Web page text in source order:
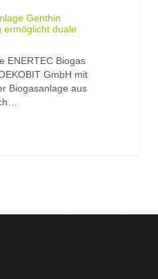
Genthin
ermöglicht duale
ENERTEC Biogas
GmbH mit
Biogasanlage aus